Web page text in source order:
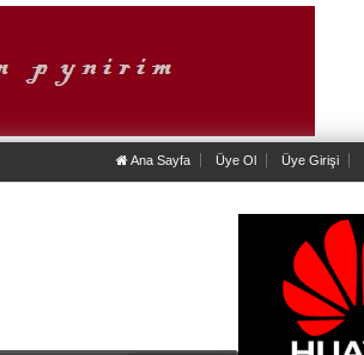
Ana Sayfa Üye Ol Üye Girişi